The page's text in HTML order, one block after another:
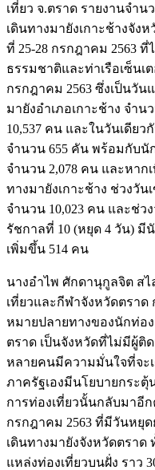
เที่ยว จ.ตราด รายงานจำ
เดินทางมายังเกาะช้างจัง
ที่ 25-28 กรกฎาคม 2563 ที่
ธรรมชาติและท่าเรือเซ็นเ
กรกฎาคม 2563 ซึ่งเป็นวั
มายังอำเภอเกาะช้าง จำ
10,537 คน และในวันเดียว
จำนวน 655 คัน พร้อมกับนั
จำนวน 2,078 คน และหาก
ทางมายังเกาะช้าง ช่วงวั
จำนวน 10,023 คน และช่
รัชกาลที่ 10 (หยุด 4 วัน) มี
เพิ่มขึ้น 514 คน
นางอำไพ ศักดานุกูลจิต ส
เที่ยวและกีฬาจังหวัดตราด
หมายปลายทางของนักท่อ
ตราด เป็นจังหวัดที่ไม่มีผู้ติ
หลายคนมีความมั่นใจที่จะ
ภาครัฐเองมีนโยบายกระตุ้
การท่องเที่ยวนั้นกลับมาอี
กรกฎาคม 2563 ที่มีวันหยุด
เดินทางมายังจังหวัดตราด
แหล่งท่องเที่ยวบนฝั่ง ราว